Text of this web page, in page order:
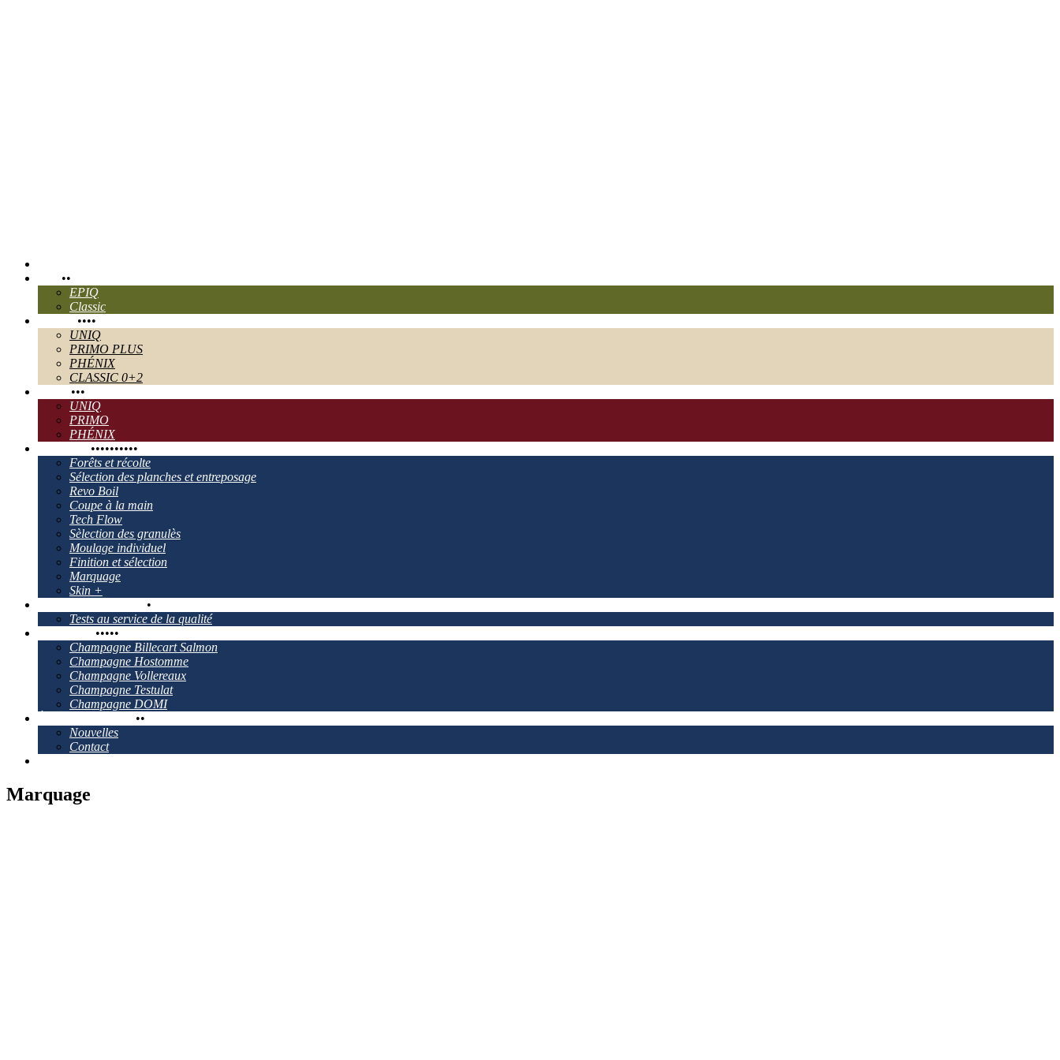
••
EPIQ
Classic
••••
UNIQ
PRIMO PLUS
PHÉNIX
CLASSIC 0+2
•••
UNIQ
PRIMO
PHÉNIX
••••••••••
Forêts et récolte
Sélection des planches et entreposage
Revo Boil
Coupe à la main
Tech Flow
Sèlection des granulès
Moulage individuel
Finition et sélection
Marquage
Skin +
•
Tests au service de la qualité
•••••
Champagne Billecart Salmon
Champagne Hostomme
Champagne Vollereaux
Champagne Testulat
Champagne DOMI
••
Nouvelles
Contact
Marquage